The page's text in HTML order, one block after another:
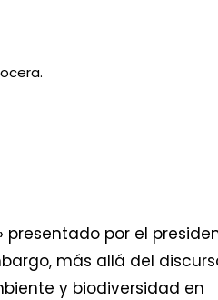
presentado por el
más allá del
y biodiversidad en